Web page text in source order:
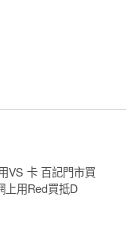
VS 卡 百記門市買
上用Red買抵D